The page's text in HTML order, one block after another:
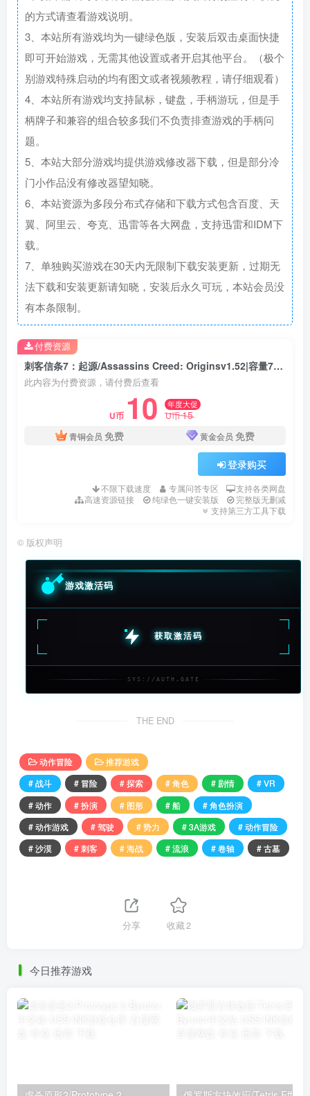
的方式请查看游戏说明。
3、本站所有游戏均为一键绿色版，安装后双击桌面快捷
即可开始游戏，无需其他设置或者开启其他平台。（极个
别游戏特殊启动的均有图文或者视频教程，请仔细观看）
4、本站所有游戏均支持鼠标，键盘，手柄游玩，但是手
柄牌子和兼容的组合较多我们不负责排查游戏的手柄问
题。
5、本站大部分游戏均提供游戏修改器下载，但是部分冷
门小作品没有修改器望知晓。
6、本站资源为多段分布式存储和下载方式包含百度、天
翼、阿里云、夸克、迅雷等各大网盘，支持迅雷和IDM下
载。
7、单独购买游戏在30天内无限制下载安装更新，过期无
法下载和安装更新请知晓，安装后永久可玩，本站会员没
有本条限制。
刺客信条7：起源/Assassins Creed: Originsv1.52|容量73.2GB|整合法老的诅咒等DLC
此内容为付费资源，请付费后查看
U币 10 年度大促
U币15
青铜会员 免费 黄金会员 免费
登录购买
不限下载速度 专属问答专区
支持各类网盘
高速资源链接
纯绿色一键安装版
完整版无删减
支持第三方工具下载
付费资源
© 版权声明
游戏激活码
获取激活码
SYS://AUTH.GATE
THE END
动作冒险
推荐游戏
# 战斗
# 冒险 # 探索 # 角色 # 剧情
# VR
# 动作
# 扮演 # 图形 # 船
# 角色扮演
# 动作游戏
# 驾驶 # 势力 # 3A游戏
# 动作冒险
# 沙漠
# 刺客 # 海战 # 流浪 # 卷轴 # 古墓
分享 收藏2
今日推荐游戏